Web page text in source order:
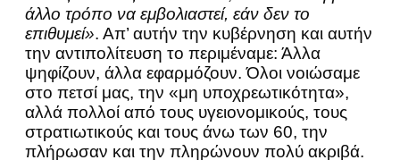
άλλο τρόπο να εμβολιαστεί, εάν δεν το
επιθυμεί». Απ’ αυτήν την κυβέρνηση και αυτήν
την αντιπολίτευση το περιμέναμε: Άλλα
ψηφίζουν, άλλα εφαρμόζουν. Όλοι νοιώσαμε
στο πετσί μας, την «μη υποχρεωτικότητα»,
αλλά πολλοί από τους υγειονομικούς, τους
στρατιωτικούς και τους άνω των 60, την
πλήρωσαν και την πληρώνουν πολύ ακριβά.